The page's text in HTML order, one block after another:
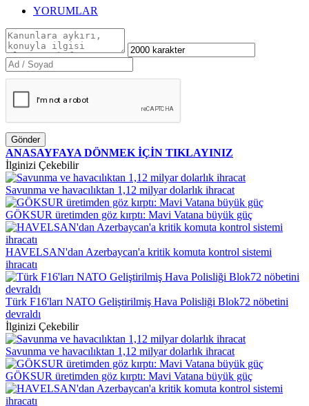
YORUMLAR
Gönder
ANASAYFAYA DÖNMEK İÇİN TIKLAYINIZ
İlginizi Çekebilir
Savunma ve havacılıktan 1,12 milyar dolarlık ihracat
GÖKSUR üretimden göz kırptı: Mavi Vatana büyük güç
HAVELSAN'dan Azerbaycan'a kritik komuta kontrol sistemi
ihracatı
Türk F16'ları NATO Geliştirilmiş Hava Polisliği Blok72 nöbetini
devraldı
İlginizi Çekebilir
Savunma ve havacılıktan 1,12 milyar dolarlık ihracat
GÖKSUR üretimden göz kırptı: Mavi Vatana büyük güç